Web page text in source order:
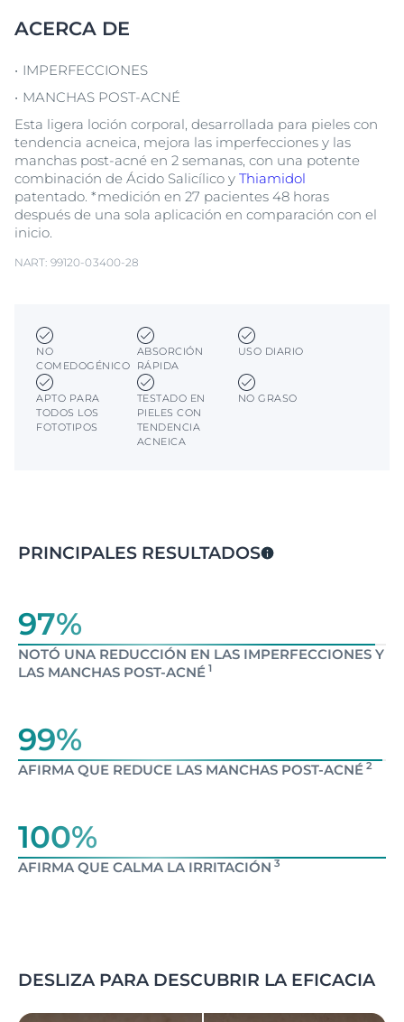
ACERCA DE
NART: 99120-03400-28
IMPERFECCIONES
MANCHAS POST-ACNÉ
Esta ligera loción corporal, desarrollada para pieles con
tendencia acneica, mejora las imperfecciones y las
manchas post-acné en 2 semanas, con una potente
combinación de Ácido Salicílico y Thiamidol
patentado. *medición en 27 pacientes 48 horas
después de una sola aplicación en comparación con el
inicio.
NO
COMEDOGÉNICO
ABSORCIÓN
RÁPIDA
USO DIARIO
APTO PARA
TODOS LOS
FOTOTIPOS
TESTADO EN
PIELES CON
TENDENCIA
ACNEICA
NO GRASO
PRINCIPALES RESULTADOS
97%
NOTÓ UNA REDUCCIÓN EN LAS IMPERFECCIONES Y
LAS MANCHAS POST-ACNÉ 1
99%
AFIRMA QUE REDUCE LAS MANCHAS POST-ACNÉ 2
100%
AFIRMA QUE CALMA LA IRRITACIÓN 3
DESLIZA PARA DESCUBRIR LA EFICACIA